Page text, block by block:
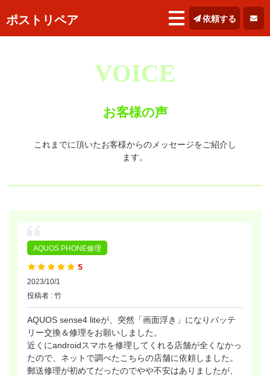
ポストリペア 依頼する
VOICE
お客様の声
これまでに頂いたお客様からのメッセージをご紹介し
ます。
AQUOS PHONE修理
2023/10/1
投稿者 : 竹
AQUOS sense4 liteが、突然「画面浮き」になりバッテ
リー交換＆修理をお願いしました。
近くにandroidスマホを修理してくれる店舗が全くなかっ
たので、ネットで調べたこちらの店舗に依頼しました。
郵送修理が初めてだったのでやや不安はありましたが、